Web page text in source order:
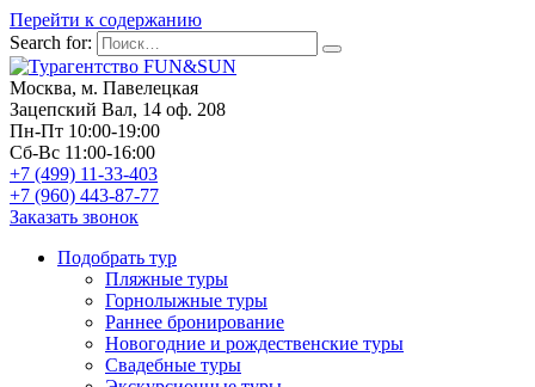
Перейти к содержанию
Search for:
Москва, м. Павелецкая
Зацепский Вал, 14 оф. 208
Пн-Пт 10:00-19:00
Сб-Вс 11:00-16:00
+7 (499) 11-33-403
+7 (960) 443-87-77
Заказать звонок
Подобрать тур
Пляжные туры
Горнолыжные туры
Раннее бронирование
Новогодние и рождественские туры
Свадебные туры